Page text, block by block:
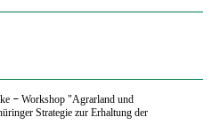
– Workshop "Agrarland und
Strategie zur Erhaltung der